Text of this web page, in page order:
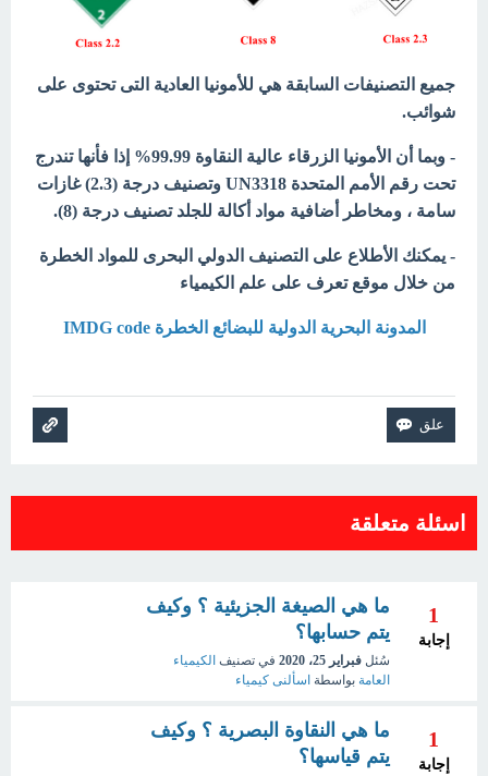
جميع التصنيفات السابقة هي للأمونيا العادية التى تحتوى على
شوائب.
- وبما أن الأمونيا الزرقاء عالية النقاوة 99.99% إذا فأنها تندرج
تحت رقم الأمم المتحدة UN3318 وتصنيف درجة (2.3) غازات
سامة ، ومخاطر أضافية مواد أكالة للجلد تصنيف درجة (8).
- يمكنك الأطلاع على التصنيف الدولي البحرى للمواد الخطرة
من خلال موقع تعرف على علم الكيمياء
المدونة البحرية الدولية للبضائع الخطرة IMDG code
اسئلة متعلقة
1
إجابة
ما هي الصيغة الجزيئية ؟ وكيف
يتم حسابها؟
سُئل فبراير 25، 2020 في تصنيف الكيمياء
العامة بواسطة اسألنى كيمياء
1
إجابة
ما هي النقاوة البصرية ؟ وكيف
يتم قياسها؟